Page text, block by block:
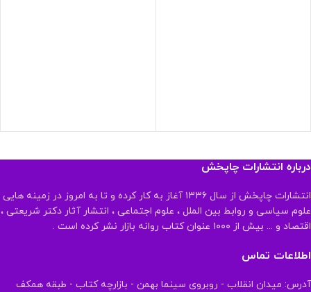
درباره انتشارات چاپخش
انتشارات چاپخش از سال ۱۳۳۶ آغاز به کار کرده و تا به امروز در زمینه هایی
علوم سیاسی و روابط بین الملل ، علوم اجتماعی ، انتشار آثار دکتر شریعتی ،
اقتصاد و ... بیش از ۱۰۰۰ عنوان کتاب روانه بازار نشر کرده است .
اطلاعات تماس
آدرس: میدان انقلاب - روبروی سینما بهمن - بازارچه کتاب - طبقه همکف